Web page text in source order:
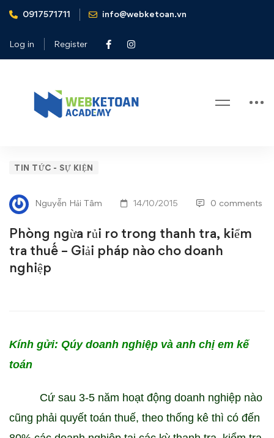
0917571711 info@webketoan.vn
Log in Register
Home
Tin tức - Sự kiện
nào cho doanh nghiệp
Phòng
ngừa
rủi
ro
trong
tra,
kiểm
thuế
TIN TỨC - SỰ KIỆN
Nguyễn Hải Tâm 14/10/2015 0 comments
Phòng ngừa rủi ro trong thanh tra, kiểm
tra thuế – Giải pháp nào cho doanh
nghiệp
Kính gửi: Qúy doanh nghiệp và anh chị em kế
toán
Cứ sau 3-5 năm hoạt động doanh nghiệp nào
cũng phải quyết toán thuế, theo thống kê thì có đến